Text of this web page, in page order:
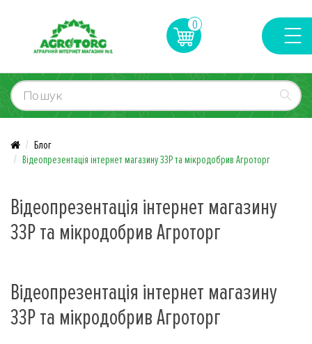
0
Блог
Відеопрезентація інтернет магазину ЗЗР та мікродобрив Агроторг
Відеопрезентація інтернет магазину
ЗЗР та мікродобрив Агроторг
Відеопрезентація інтернет магазину
ЗЗР та мікродобрив Агроторг